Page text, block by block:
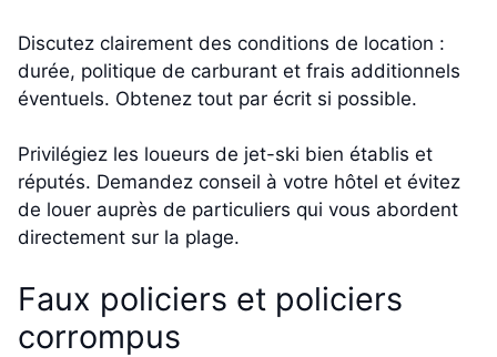
Discutez clairement des conditions de location :
durée, politique de carburant et frais additionnels
éventuels. Obtenez tout par écrit si possible.
Privilégiez les loueurs de jet-ski bien établis et
réputés. Demandez conseil à votre hôtel et évitez
de louer auprès de particuliers qui vous abordent
directement sur la plage.
Faux policiers et policiers
corrompus